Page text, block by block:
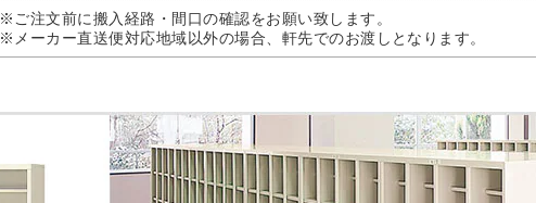
※ご注文前に搬入経路・間口の確認をお願い致します。
※メーカー直送便対応地域以外の場合、軒先でのお渡しとなります。